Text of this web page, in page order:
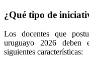
¿Qué tipo de
Los docentes que
uruguayo 2026 deben
siguientes características: